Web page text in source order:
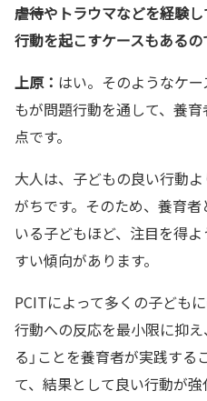
――虐待やトラウマなどを経験
行動を起こすケースもあるの
上原： はい。そのようなケ
もが問題行動を通して、養
点です。
大人は、子どもの良い行動
がちです。そのため、養育
いる子どもほど、注目を得
すい傾向があります。
PCITによって多くの子ども
行動への反応を最小限に抑
る」ことを養育者が実践す
て、結果として良い行動が強